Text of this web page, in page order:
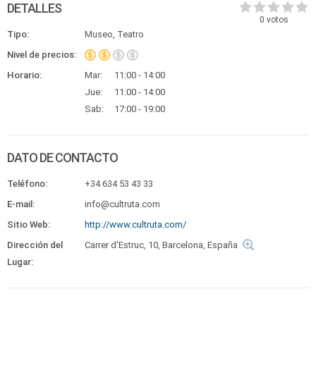
0 votos
DETALLES
Tipo:
Museo, Teatro
Nivel de precios:
Horario:
Mar:
11:00 - 14:00
Jue:
11:00 - 14:00
Sab:
17:00 - 19:00
DATO DE CONTACTO
Teléfono:
+34 634 53 43 33
E-mail:
info@cultruta.com
Sitio Web:
http://www.cultruta.com/
Dirección del
Lugar:
Carrer d'Estruc, 10, Barcelona, España